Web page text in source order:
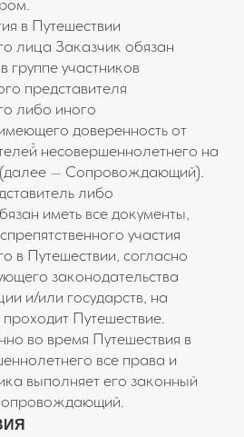
в Путешествии
лица Заказчик обязан
группе участников
представителя
либо иного
доверенность от
несовершеннолетнего на
– Сопровождающий).
либо
иметь все документы,
участия
в Путешествии, согласно
законодательства
и/или государств, на
Путешествие.
во время Путешествия в
все права и
выполняет его законный